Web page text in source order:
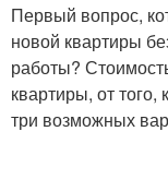
Первый вопрос,
новой квартиры
работы?
квартиры, от
три возможных